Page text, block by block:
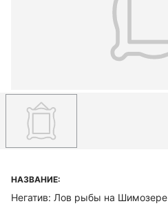
НАЗВАНИЕ:
Негатив: Лов рыбы на